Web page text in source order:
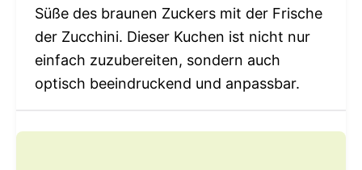
Süße des braunen Zuckers mit der Frische
der Zucchini. Dieser Kuchen ist nicht nur
einfach zuzubereiten, sondern auch
optisch beeindruckend und anpassbar.